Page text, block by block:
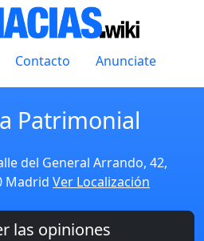
Contacto Anunciate
Patrimonial
del General Arrando, 42,
Madrid Ver Localización
las opiniones